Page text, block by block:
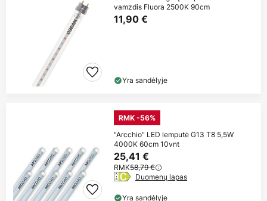
vamzdis Fluora 2500K 90cm
11,90 €
Yra sandėlyje
RMK -56%
"Arcchio" LED lemputė G13 T8 5,5W
4000K 60cm 10vnt
25,41 €
RMK58,79 €
Duomenų lapas
Yra sandėlyje